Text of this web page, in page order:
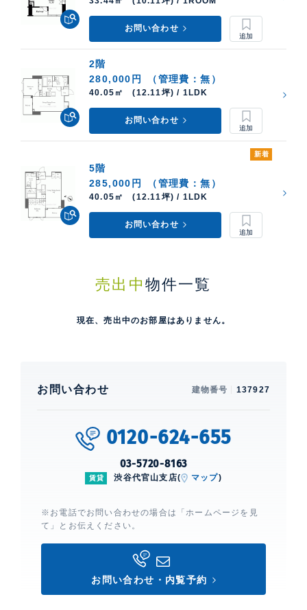
お問い合わせ
2階
280,000円
（管理費：無）
40.05㎡ (12.11坪) / 1LDK
お問い合わせ
新着
5階
285,000円
（管理費：無）
40.05㎡ (12.11坪) / 1LDK
お問い合わせ
売出中 物件一覧
現在、売出中のお部屋はありません。
お問い合わせ 建物番号 137927
0120-624-655
03-5720-8163
賃貸 渋谷代官山支店( マップ)
※お電話でお問い合わせの場合は「ホームページを見
て」とお伝えください。
お問い合わせ・内覧予約